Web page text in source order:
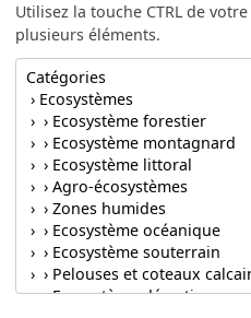
Utilisez la touche CTRL de
plusieurs éléments.